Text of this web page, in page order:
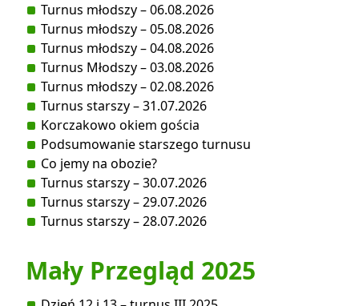
Turnus młodszy – 06.08.2026
Turnus młodszy – 05.08.2026
Turnus młodszy – 04.08.2026
Turnus Młodszy – 03.08.2026
Turnus młodszy – 02.08.2026
Turnus starszy – 31.07.2026
Korczakowo okiem gościa
Podsumowanie starszego turnusu
Co jemy na obozie?
Turnus starszy – 30.07.2026
Turnus starszy – 29.07.2026
Turnus starszy – 28.07.2026
Mały Przegląd 2025